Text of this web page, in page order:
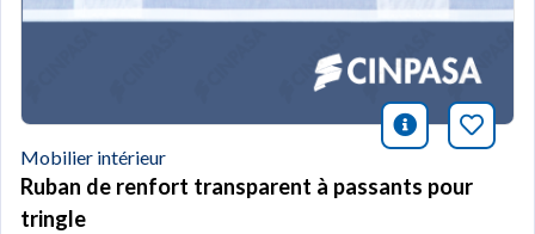
icono
Mobilier intérieur
Ruban de renfort transparent à passants pour
tringle